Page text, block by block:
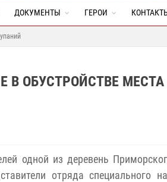
ДОКУМЕНТЫ ГЕРОИ
В ОБУСТРОЙСТВЕ МЕСТА
одной из деревень
отряда специального